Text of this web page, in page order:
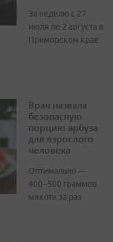
За неделю с 27
июля по 2 августа в
Приморском крае
Врач назвала
безопасную
порцию арбуза
для взрослого
человека
Оптимально —
400–500 граммов
мякоти за раз